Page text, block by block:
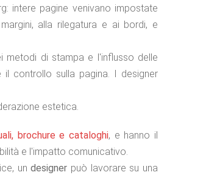
intere pagine venivano impostate
alla rilegatura e ai bordi, e
metodi di stampa e l'influsso delle
controllo sulla pagina. I designer
estetica.
brochure e cataloghi, e hanno il
e l'impatto comunicativo.
undesigner può lavorare su una